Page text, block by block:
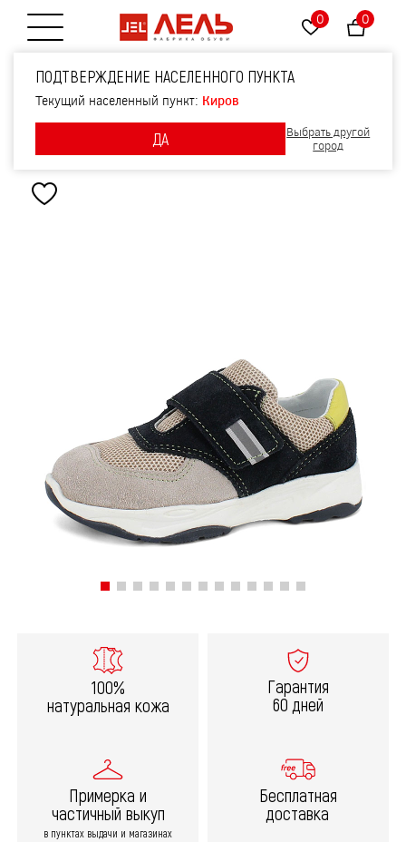
Открытие меню 0 0
ПОДТВЕРЖДЕНИЕ НАСЕЛЕННОГО ПУНКТА
Текущий населенный пункт: Киров
ДА
Выбрать другой
город
Полуботинки
малодетские, артикул
2349, цвет синий
100%
натуральная кожа
Гарантия
60 дней
Примерка и
частичный выкуп
в пунктах выдачи и магазинах
Бесплатная
доставка